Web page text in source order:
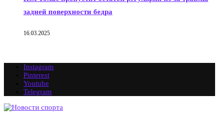
задней поверхности бедра
16.03.2025
Instagram
Pinterest
Youtube
Telegram